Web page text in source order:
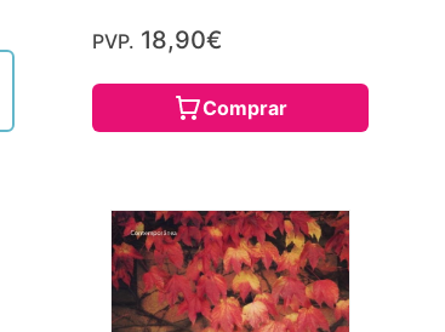
PVP. 18,90€
Comprar